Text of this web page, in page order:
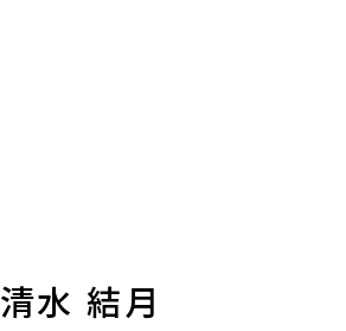
清水 結月